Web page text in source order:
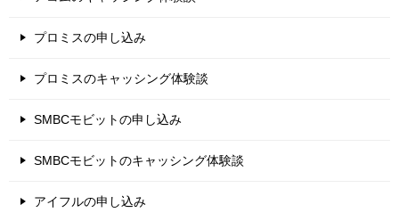
プロミスの申し込み
プロミスのキャッシング体験談
SMBCモビットの申し込み
SMBCモビットのキャッシング体験談
アイフルの申し込み